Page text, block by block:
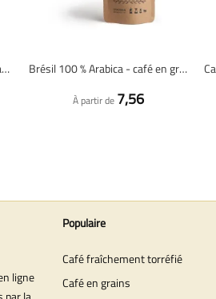
Filtres à thé XS Finum - 1 à 2 tasses - 100 pièces Brésil 100 % Arabica - café en grains fraîchement torréfié
À partir de 7,56
ligne
Populaire
Café fraîchement torréfié
Café en grains